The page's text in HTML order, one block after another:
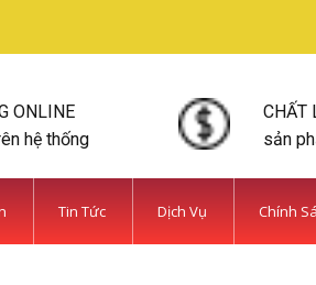
ONLINE
hệ thống
CHẤT
sản
Tin Tức Dịch Vụ Chính
TIN TỨC
NINH VÀ SIÊU TIẾT